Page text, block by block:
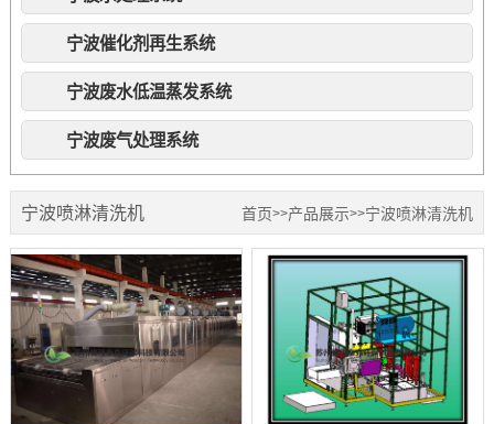
宁波催化剂再生系统
宁波废水低温蒸发系统
宁波废气处理系统
宁波喷淋清洗机 首页>>产品展示>>宁波喷淋清洗机